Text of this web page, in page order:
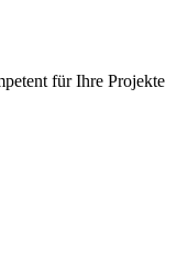
für Ihre Projekte